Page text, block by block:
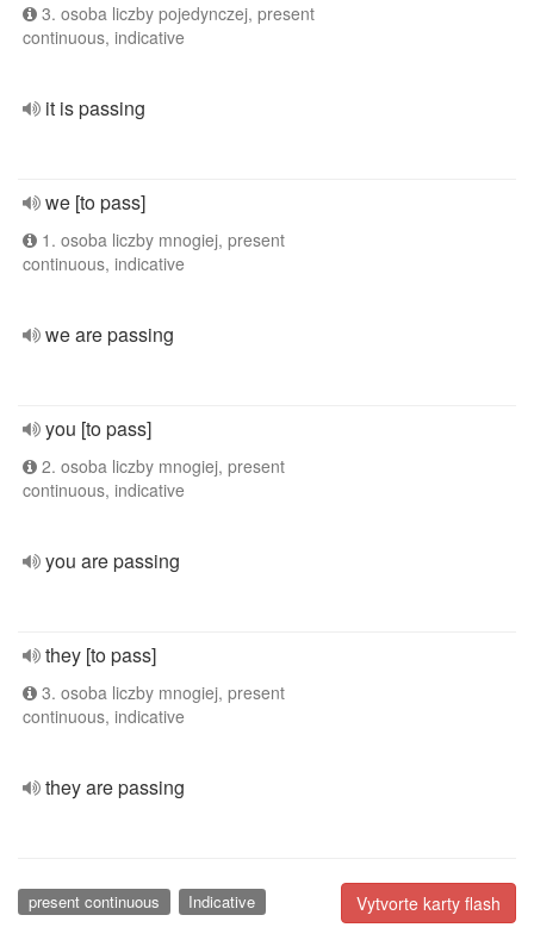
3. osoba liczby pojedynczej, present
continuous, indicative
it is passing
we [to pass]
1. osoba liczby mnogiej, present
continuous, indicative
we are passing
you [to pass]
2. osoba liczby mnogiej, present
continuous, indicative
you are passing
they [to pass]
3. osoba liczby mnogiej, present
continuous, indicative
they are passing
Vytvorte karty flash
present continuous Indicative